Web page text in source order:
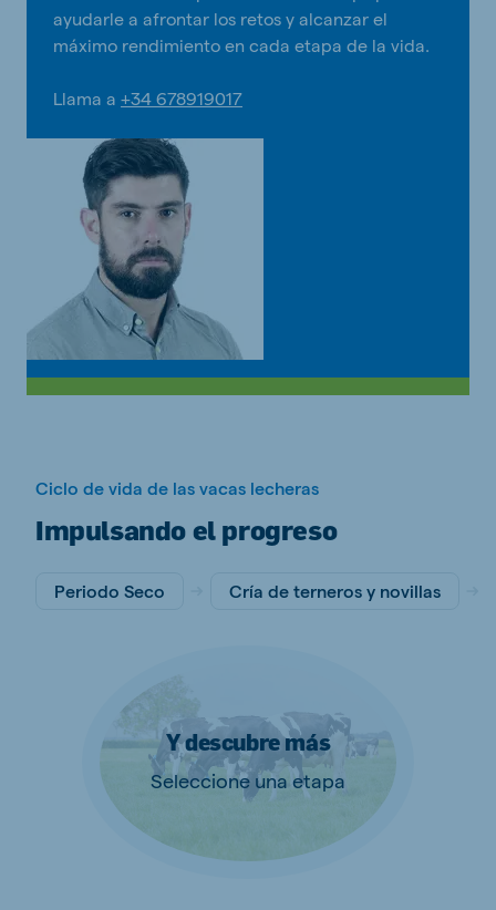
ayudarle a afrontar los retos y alcanzar el
máximo rendimiento en cada etapa de la vida.
Llama a +34 678919017
Ciclo de vida de las vacas lecheras
Impulsando el progreso
Periodo Seco Cría de terneros y novillas
Y descubre más
Seleccione una etapa